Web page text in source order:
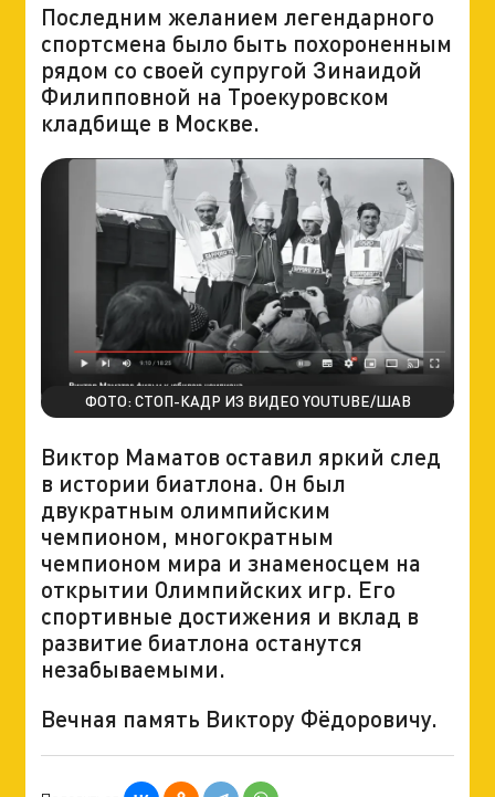
Последним желанием легендарного
спортсмена было быть похороненным
рядом со своей супругой Зинаидой
Филипповной на Троекуровском
кладбище в Москве.
ФОТО: СТОП-КАДР ИЗ ВИДЕО YOUTUBE/ШАВ
Виктор Маматов оставил яркий след
в истории биатлона. Он был
двукратным олимпийским
чемпионом, многократным
чемпионом мира и знаменосцем на
открытии Олимпийских игр. Его
спортивные достижения и вклад в
развитие биатлона останутся
незабываемыми.
Вечная память Виктору Фёдоровичу.